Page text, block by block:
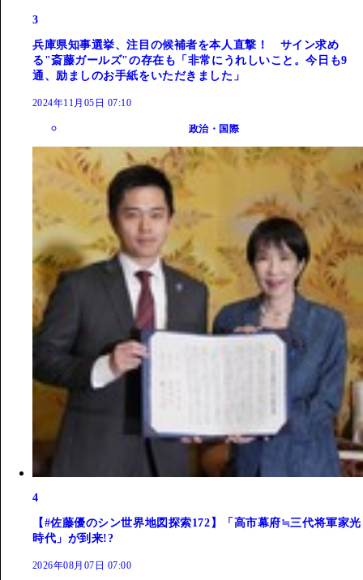
3
兵庫県知事選挙、注目の候補者を本人直撃！ サイン求め
る"斎藤ガールズ"の存在も「非常にうれしいこと。今日も9
通、励ましのお手紙をいただきました」
2024年11月05日 07:10
政治・国際
4
【#佐藤優のシン世界地図探索172】「高市幕府≒三代将軍家光
時代」が到来!?
2026年08月07日 07:00